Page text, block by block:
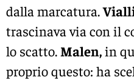
dalla marcatura.
trascinava via con il
lo scatto. Malen,in
proprio questo: ha